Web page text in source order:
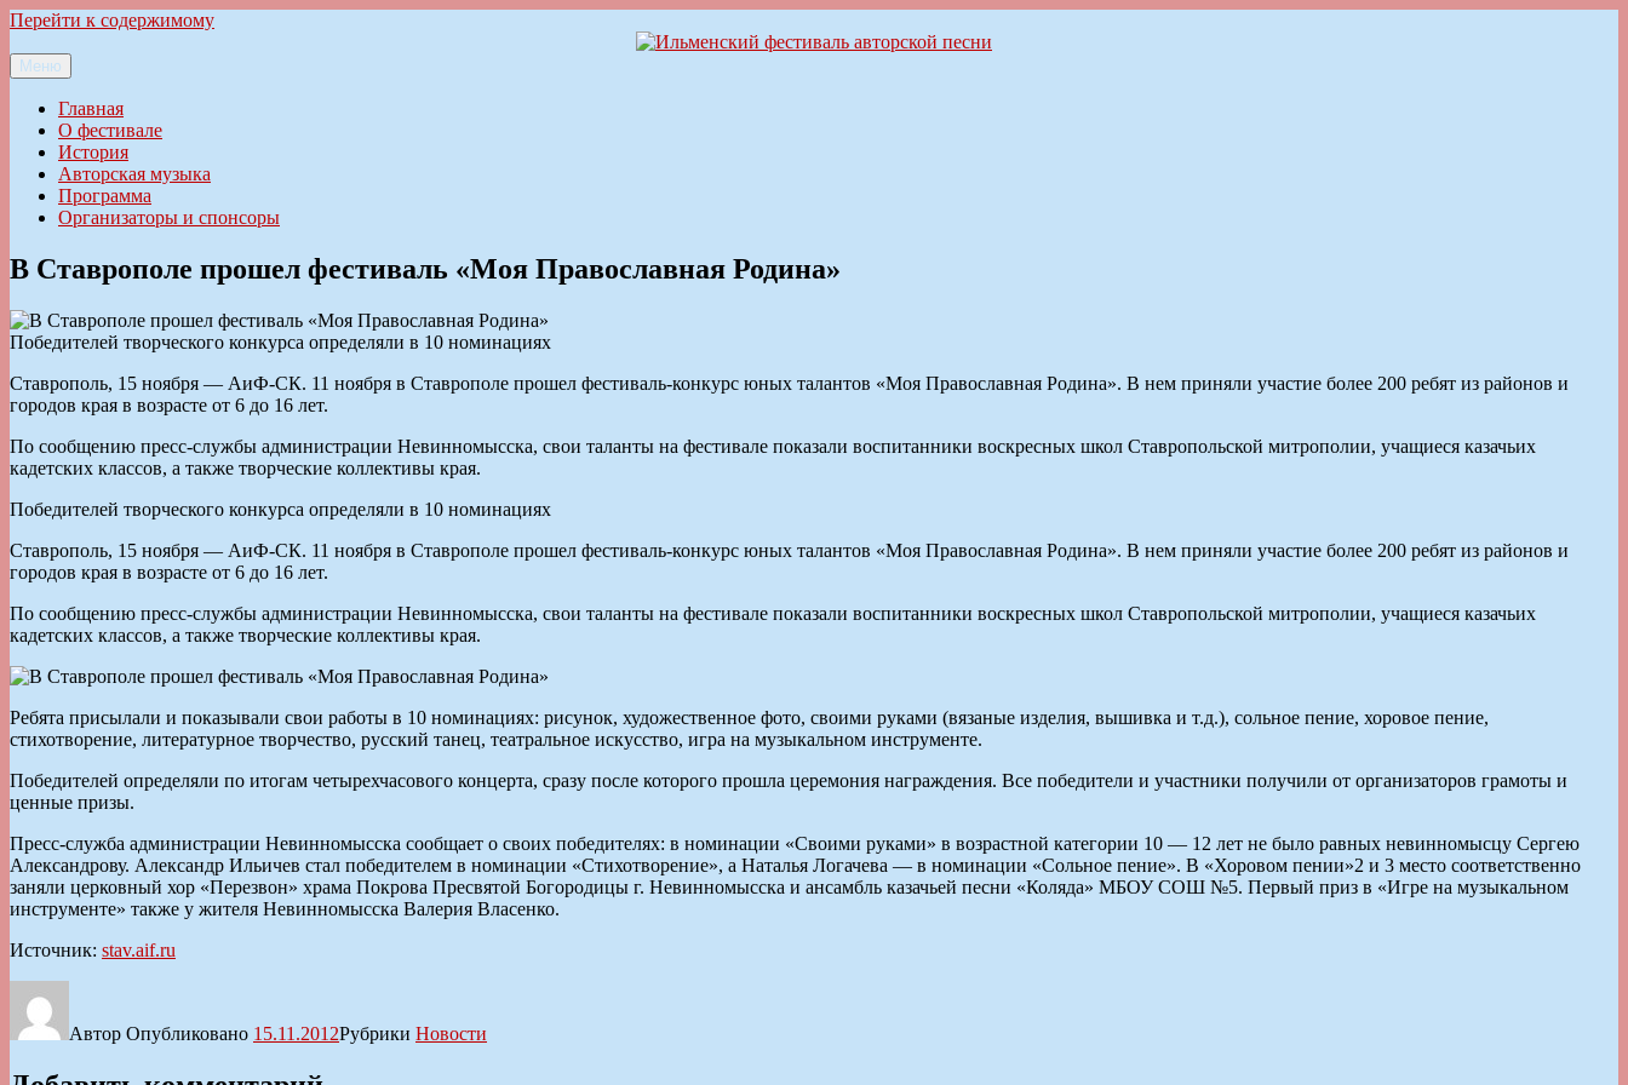
Перейти к содержимому
Ильменский фестиваль авторской песни
Меню
Главная
О фестивале
История
Авторская музыка
Программа
Организаторы и спонсоры
В Ставрополе прошел фестиваль «Моя Православная Родина»
Победителей творческого конкурса определяли в 10 номинациях
Ставрополь, 15 ноября — АиФ-СК. 11 ноября в Ставрополе прошел фестиваль-конкурс юных талантов «Моя Православная Родина». В нем приняли участие более 200 ребят из районов и
городов края в возрасте от 6 до 16 лет.
По сообщению пресс-службы администрации Невинномысска, свои таланты на фестивале показали воспитанники воскресных школ Ставропольской митрополии, учащиеся казачьих
кадетских классов, а также творческие коллективы края.
Победителей творческого конкурса определяли в 10 номинациях
Ставрополь, 15 ноября — АиФ-СК. 11 ноября в Ставрополе прошел фестиваль-конкурс юных талантов «Моя Православная Родина». В нем приняли участие более 200 ребят из районов и
городов края в возрасте от 6 до 16 лет.
По сообщению пресс-службы администрации Невинномысска, свои таланты на фестивале показали воспитанники воскресных школ Ставропольской митрополии, учащиеся казачьих
кадетских классов, а также творческие коллективы края.
Ребята присылали и показывали свои работы в 10 номинациях: рисунок, художественное фото, своими руками (вязаные изделия, вышивка и т.д.), сольное пение, хоровое пение,
стихотворение, литературное творчество, русский танец, театральное искусство, игра на музыкальном инструменте.
Победителей определяли по итогам четырехчасового концерта, сразу после которого прошла церемония награждения. Все победители и участники получили от организаторов грамоты и
ценные призы.
Пресс-служба администрации Невинномысска сообщает о своих победителях: в номинации «Своими руками» в возрастной категории 10 — 12 лет не было равных невинномысцу Сергею
Александрову. Александр Ильичев стал победителем в номинации «Стихотворение», а Наталья Логачева — в номинации «Сольное пение». В «Хоровом пении»2 и 3 место соответственно
заняли церковный хор «Перезвон» храма Покрова Пресвятой Богородицы г. Невинномысска и ансамбль казачьей песни «Коляда» МБОУ СОШ №5. Первый приз в «Игре на музыкальном
инструменте» также у жителя Невинномысска Валерия Власенко.
Источник: stav.aif.ru
Автор Опубликовано 15.11.2012Рубрики Новости